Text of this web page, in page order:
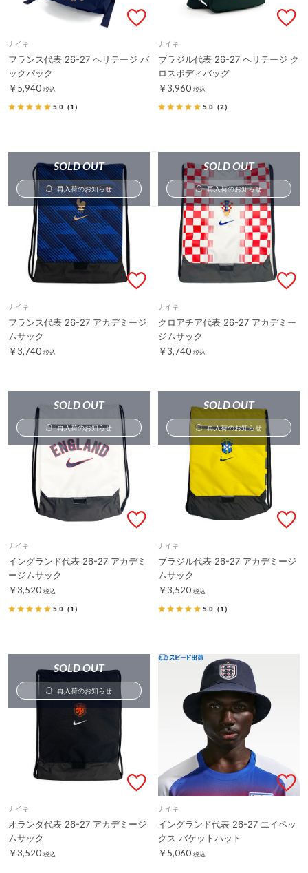
ナイキ
フランス代表 26-27 ヘリテージ バ
ックパック
￥5,940 税込
5.0 （1）
ナイキ
ブラジル代表 26-27 ヘリテージ ク
ロスボディバッグ
￥3,960 税込
5.0 （2）
SOLD OUT
再入荷のお知らせ
ナイキ
フランス代表 26-27 アカデミージ
ムサック
￥3,740 税込
SOLD OUT
再入荷のお知らせ
ナイキ
クロアチア代表 26-27 アカデミー
ジムサック
￥3,740 税込
SOLD OUT
再入荷のお知らせ
ナイキ
イングランド代表 26-27 アカデミ
ージムサック
￥3,520 税込
5.0 （1）
SOLD OUT
再入荷のお知らせ
ナイキ
ブラジル代表 26-27 アカデミージ
ムサック
￥3,520 税込
5.0 （1）
SOLD OUT
再入荷のお知らせ
ナイキ
オランダ代表 26-27 アカデミージ
ムサック
￥3,520 税込
ナイキ
イングランド代表 26-27 エイペッ
クス バケットハット
￥5,060 税込